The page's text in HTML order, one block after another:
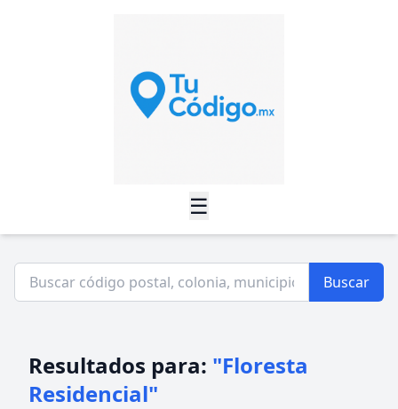
☰
Buscar
Resultados para: "Floresta
Residencial"